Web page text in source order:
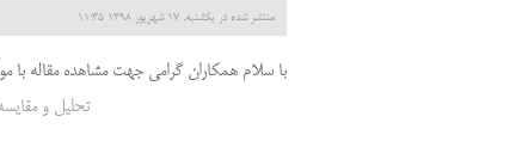
منتشر شده در یکشنبه, 17 شهریور 1398 11:35
با سلام همکاران گرامی جهت مشاهده مقاله با
تحلیل و